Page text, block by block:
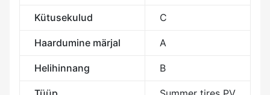
Kütusekulud C
Haardumine märjal A
Helihinnang B